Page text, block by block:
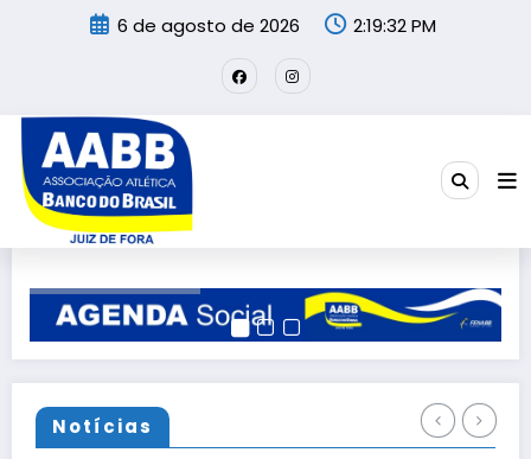
6 de agosto de 2026 2:19:35 PM
Notícias